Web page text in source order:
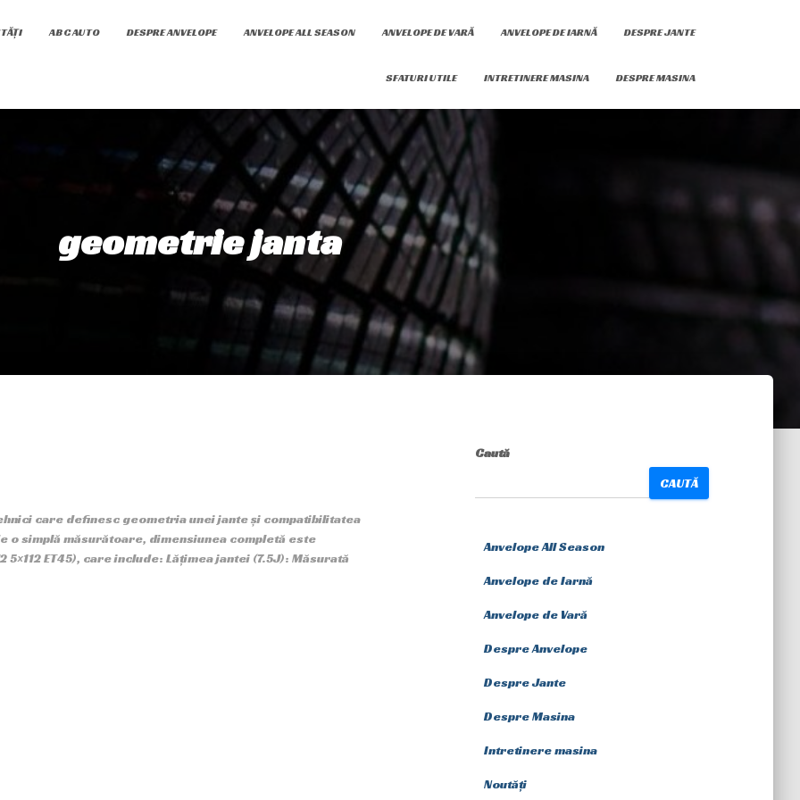
ABC AUTO DESPRE ANVELOPE ANVELOPE ALL SEASON ANVELOPE DE VARĂ ANVELOPE DE IARNĂ DESPRE JANTE
SFATURI UTILE INTRETINERE MASINA DESPRE MASINA
geometrie janta
care definesc geometria unei jante și compatibilitatea
o simplă măsurătoare, dimensiunea completă este
ET45), care include: Lățimea jantei (7.5J): Măsurată
Caută
CAUTĂ
Anvelope All Season
Anvelope de Iarnă
Anvelope de Vară
Despre Anvelope
Despre Jante
Despre Masina
Intretinere masina
Noutăți